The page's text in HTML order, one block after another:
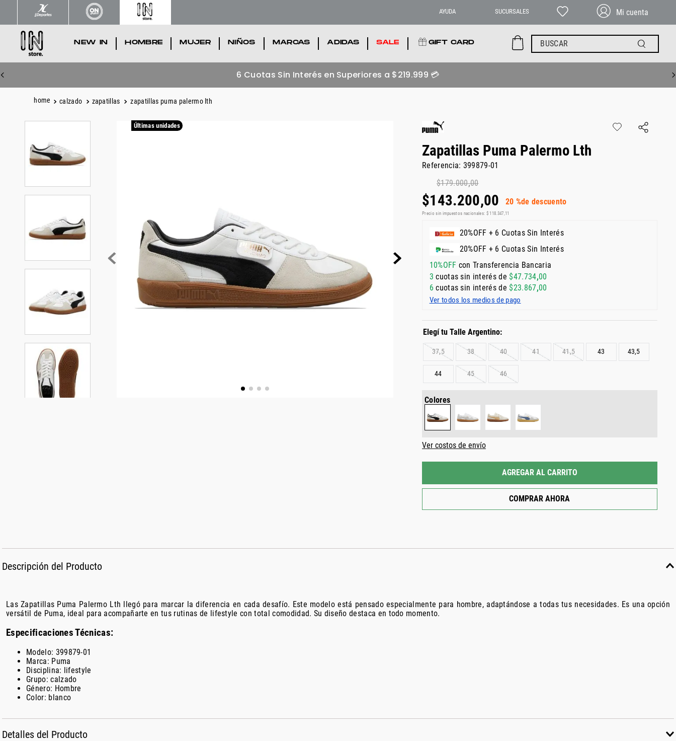
AYUDA SUCURSALES
NEW IN HOMBRE MUJER NIÑOS MARCAS ADIDAS SALE GIFT CARD BUSCAR
6 Cuotas Sin Interés en Superiores a $219.999 💳
calzado zapatillas zapatillas puma palermo lth
Últimas unidades
Zapatillas Puma Palermo Lth
Referencia: 399879-01
$179.000,00
$143.200,00 20 %de descuento
Precio sin impuestos nacionales: $ 118 347 11
20%OFF + 6 Cuotas Sin Interés
20%OFF + 6 Cuotas Sin Interés
10%OFF con Transferencia Bancaria
3 cuotas sin interés de $47.734,00
6 cuotas sin interés de $23.867,00
Ver todos los medios de pago
37,5 38 40 41 41,5 43 43,5
44 45 46
Colores
Ver costos de envío
AGREGAR AL CARRITO
COMPRAR AHORA
Descripción del Producto
Las Zapatillas Puma Palermo Lth llegó para marcar la diferencia en cada desafío. Este modelo está pensado especialmente para hombre, adaptándose a todas tus necesidades. Es una opción
versátil de Puma, ideal para acompañarte en tus rutinas de lifestyle con total comodidad. Su diseño destaca en todo momento.
Especificaciones Técnicas:
Modelo: 399879-01
Marca: Puma
Disciplina: lifestyle
Grupo: calzado
Género: Hombre
Color: blanco
Detalles del Producto